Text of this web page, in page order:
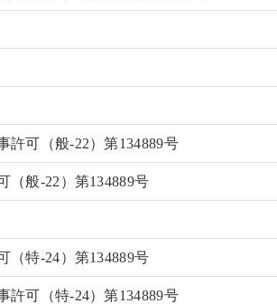
可（般-22）第134889号
般-22）第134889号
特-24）第134889号
可（特-24）第134889号